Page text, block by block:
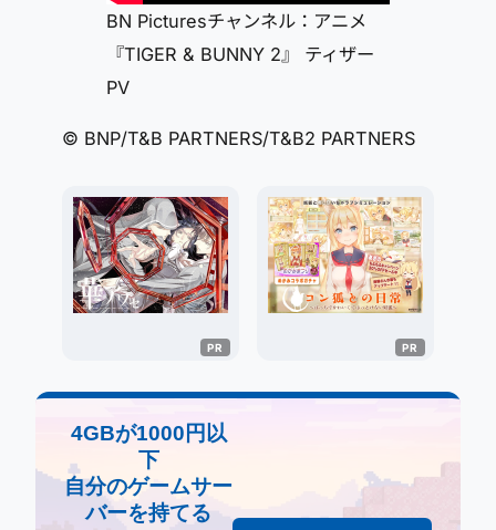
BN Picturesチャンネル：アニメ
『TIGER & BUNNY 2』 ティザー
PV
© BNP/T&B PARTNERS/T&B2 PARTNERS
4GBが1000円以
下
自分のゲームサー
バーを持てる